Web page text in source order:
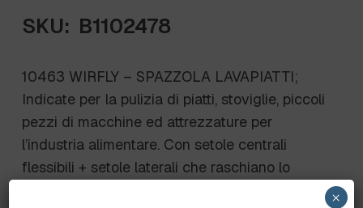
SKU: B1102478
10463 WIRFLY – SPAZZOLA LAVAPIATTI;
Indicate per la pulizia di piatti, stoviglie, piccoli
pezzi di macchine ed attrezzature per
l’industria alimentare. Con setole centrali
flessibili + setole laterali che raschiano lo
×